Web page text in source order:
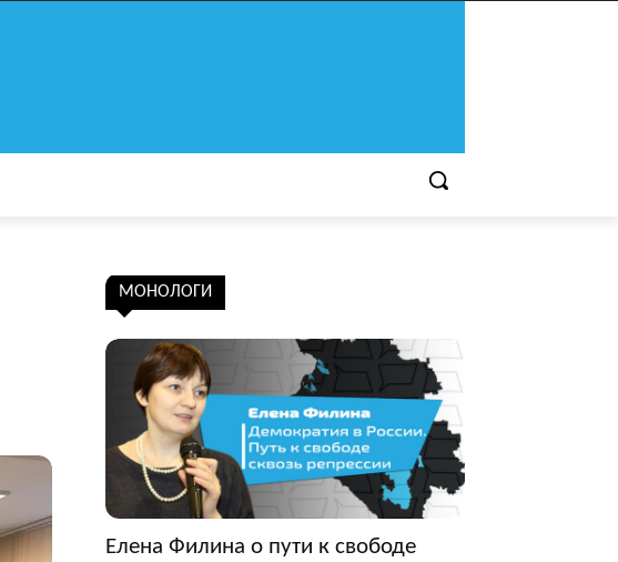
МОНОЛОГИ
Елена Филина о пути к свободе